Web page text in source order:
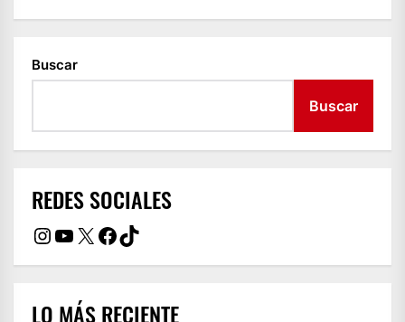
Buscar
Buscar
REDES SOCIALES
Instagram
YouTube
X Facebook
TikTok
LO MÁS RECIENTE